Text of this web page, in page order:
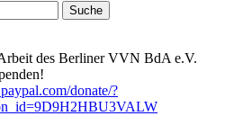
des Berliner VVN BdA e.V.
donate/?